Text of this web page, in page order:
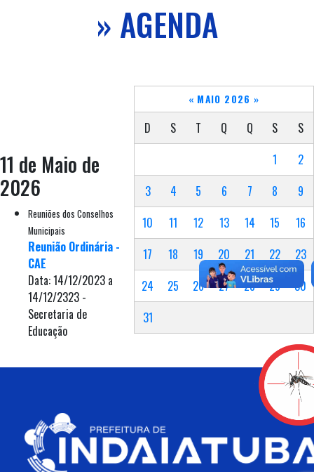
» AGENDA
« MAIO 2026 »
D S T Q Q S
S
1
2
3
4 5 6 7 8
9
10
11 12 13 14 15
16
17
18 19 20 21 22
23
24
25 26 27 28 29
30
31
11 de Maio de
2026
Reuniões dos Conselhos
Municipais
Reunião Ordinária -
CAE
Data: 14/12/2023 a
14/12/2323 -
Secretaria de
Educação